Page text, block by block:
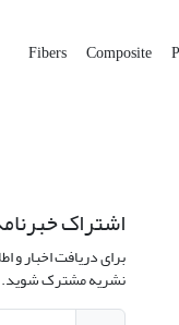
Fibers Composite
اشتراک
برای دریافت اخبار و
نشریه مشترک شوید.